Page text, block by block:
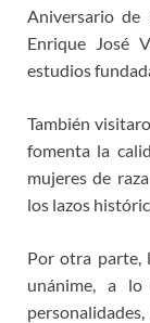
Aniversario de
Enrique José
estudios
También
fomenta la
mujeres de
los lazos
Por otra parte,
unánime, a